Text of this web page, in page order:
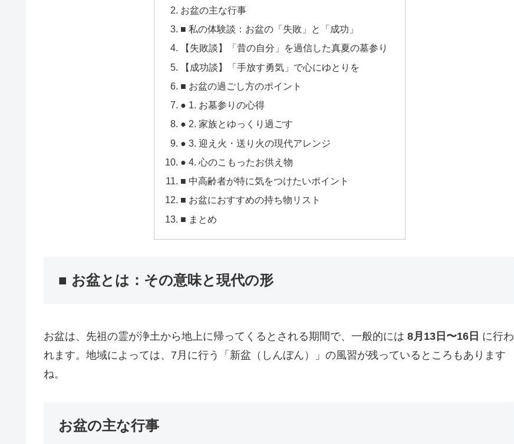
お盆の主な行事
■ 私の体験談：お盆の「失敗」と「成功」
【失敗談】「昔の自分」を過信した真夏の墓参り
【成功談】「手放す勇気」で心にゆとりを
■ お盆の過ごし方のポイント
● 1. お墓参りの心得
● 2. 家族とゆっくり過ごす
● 3. 迎え火・送り火の現代アレンジ
● 4. 心のこもったお供え物
■ 中高齢者が特に気をつけたいポイント
■ お盆におすすめの持ち物リスト
■ まとめ
■ お盆とは：その意味と現代の形
お盆は、先祖の霊が浄土から地上に帰ってくるとされる期間で、一般的には 8月13日〜16日 に行わ
れます。地域によっては、7月に行う「新盆（しんぼん）」の風習が残っているところもあります
ね。
お盆の主な行事